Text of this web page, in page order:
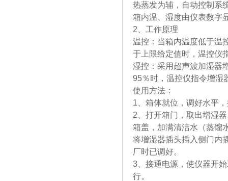
热蒸发为辅，自动控制系
箱内温、湿度由仪表数字
2、工作原理
温控：当箱内温度低于温
于上限给定值时，温控仪
湿控：采用超声波加湿器
95％时，温控仪指令增湿
使用方法：
1、箱体就位，调好水平
2、打开箱门，取出增湿
箱盖，加满清洁水（蒸馏
将增湿器插头插入侧门内
厂时已调好。
3、接通电源，使仪器开
行。